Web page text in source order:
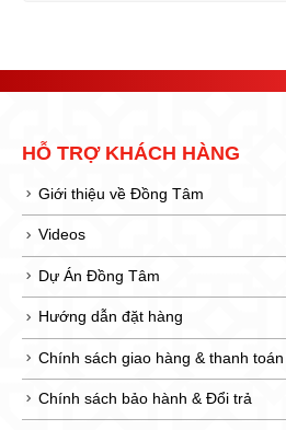
HỖ TRỢ KHÁCH HÀNG
Giới thiệu về Đồng Tâm
Videos
Dự Án Đồng Tâm
Hướng dẫn đặt hàng
Chính sách giao hàng & thanh toán
Chính sách bảo hành & Đổi trả